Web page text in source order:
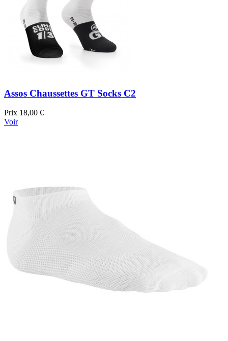
Assos Chaussettes GT Socks C2
Prix 18,00 €
Voir